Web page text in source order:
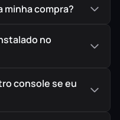
minha compra?
no
console se eu